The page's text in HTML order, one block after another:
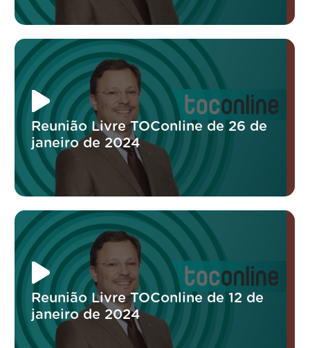
Reunião Livre TOConline de 26 de
janeiro de 2024
Reunião Livre TOConline de 12 de
janeiro de 2024